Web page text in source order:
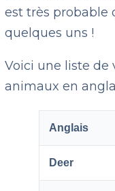
est très probable
quelques uns !
Voici une liste de
animaux en
Anglais
Deer